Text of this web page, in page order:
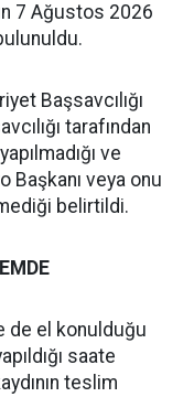
7 Ağustos 2026
Başsavcılığı
tarafından
ve
Başkanı veya onu
belirtildi.
de el konulduğu
saate
teslim